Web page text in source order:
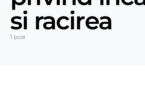
si racirea
1 post